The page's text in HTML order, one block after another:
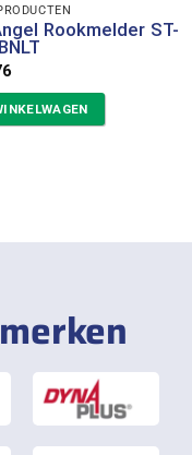
Rookmelder ST-